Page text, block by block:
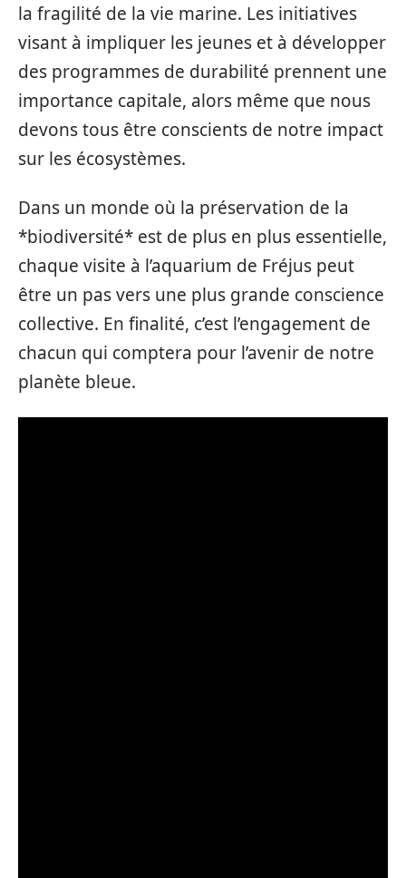
la fragilité de la vie marine. Les initiatives
visant à impliquer les jeunes et à développer
des programmes de durabilité prennent une
importance capitale, alors même que nous
devons tous être conscients de notre impact
sur les écosystèmes.
Dans un monde où la préservation de la
*biodiversité* est de plus en plus essentielle,
chaque visite à l’aquarium de Fréjus peut
être un pas vers une plus grande conscience
collective. En finalité, c’est l’engagement de
chacun qui comptera pour l’avenir de notre
planète bleue.